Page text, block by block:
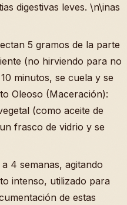
digestivas leves. \n\inas
5 gramos de la parte
(no hirviendo para no
minutos, se cuela y se
Oleoso (Maceración):
(como aceite de
frasco de vidrio y se
4 semanas, agitando
intenso, utilizado para
de estas